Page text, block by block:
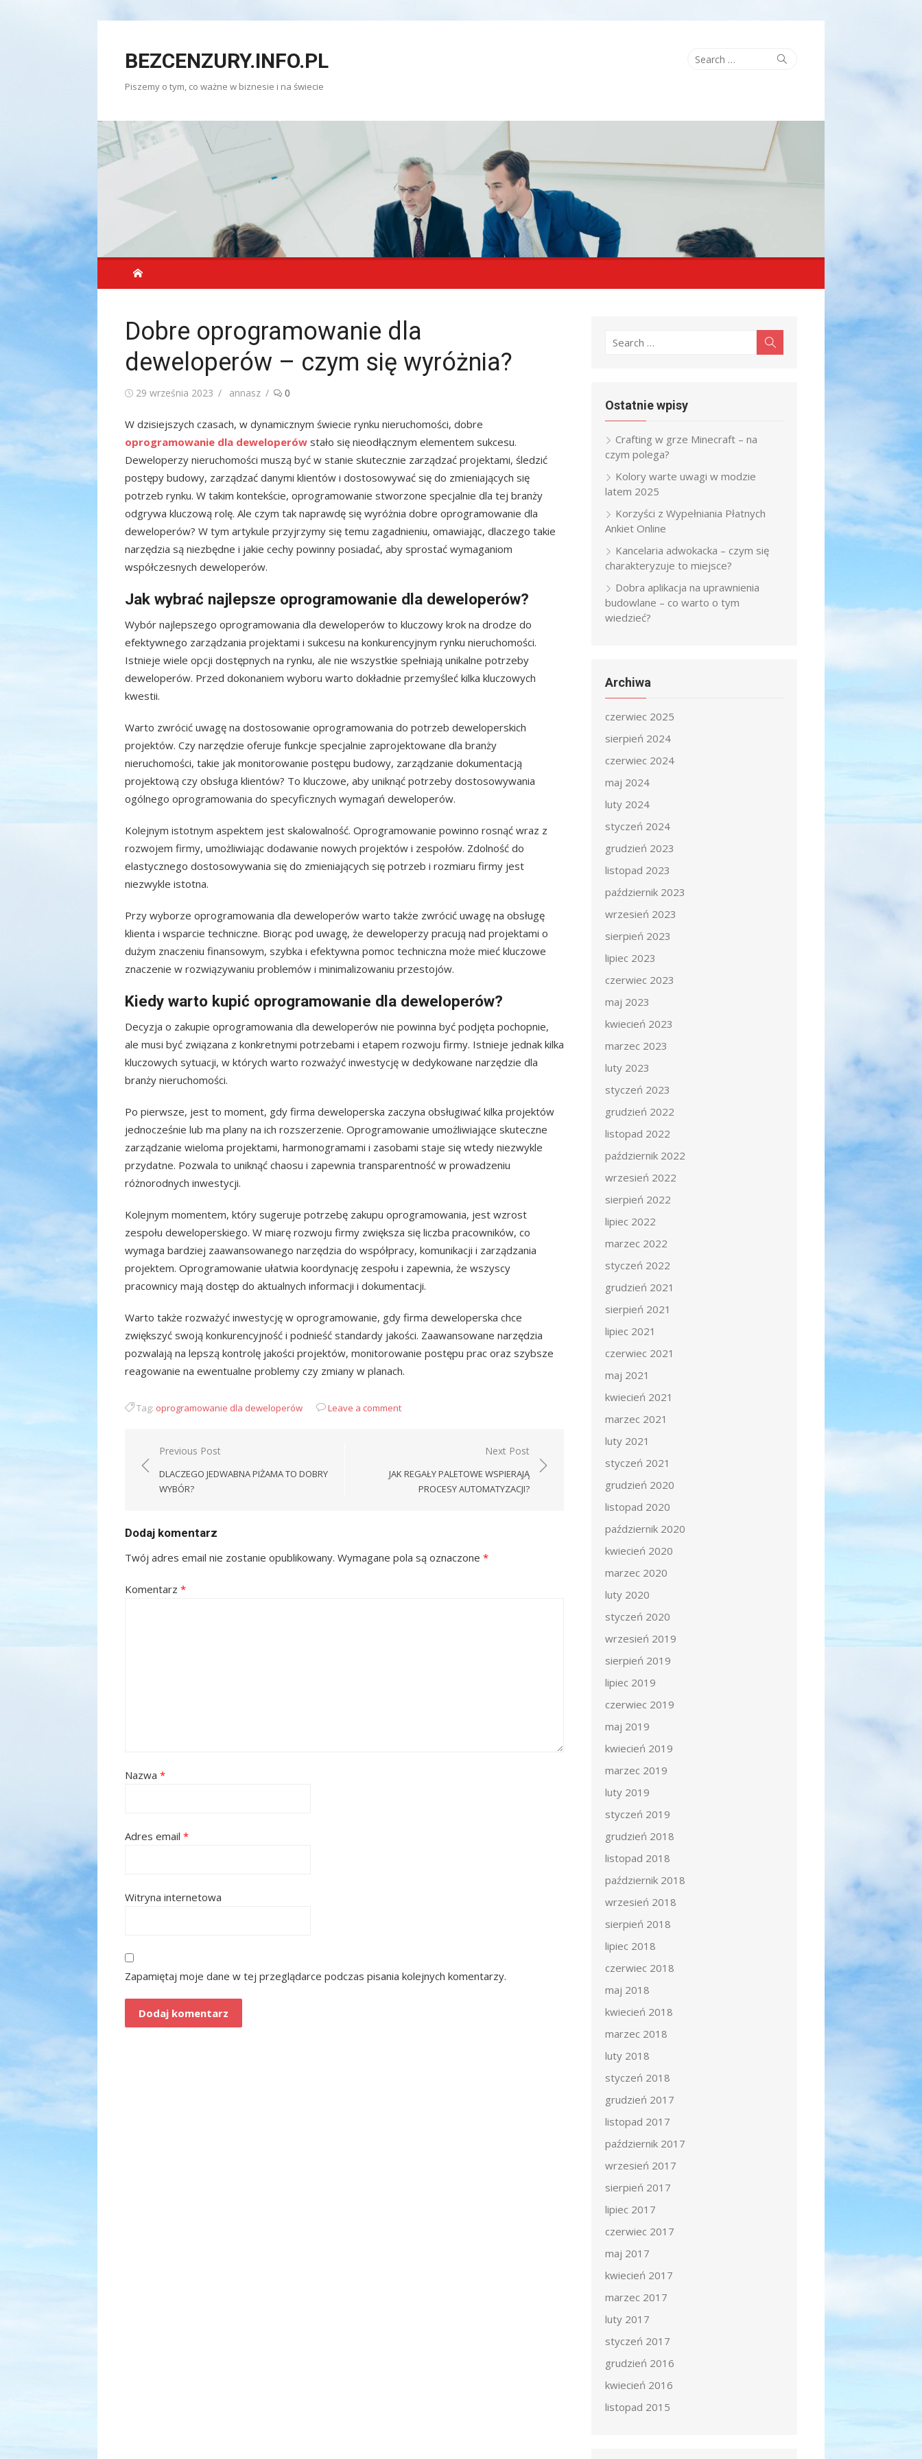
BEZCENZURY.INFO.PL
Piszemy o tym, co ważne w biznesie i na świecie
Search
Search
Dobre oprogramowanie dla
deweloperów – czym się wyróżnia?
Posted
29 września 2023 Author
annasz 0
W dzisiejszych czasach, w dynamicznym świecie rynku nieruchomości, dobre
oprogramowanie dla deweloperów stało się nieodłącznym elementem sukcesu.
Deweloperzy nieruchomości muszą być w stanie skutecznie zarządzać projektami, śledzić
postępy budowy, zarządzać danymi klientów i dostosowywać się do zmieniających się
potrzeb rynku. W takim kontekście, oprogramowanie stworzone specjalnie dla tej branży
odgrywa kluczową rolę. Ale czym tak naprawdę się wyróżnia dobre oprogramowanie dla
deweloperów? W tym artykule przyjrzymy się temu zagadnieniu, omawiając, dlaczego takie
narzędzia są niezbędne i jakie cechy powinny posiadać, aby sprostać wymaganiom
współczesnych deweloperów.
Jak wybrać najlepsze oprogramowanie dla deweloperów?
Wybór najlepszego oprogramowania dla deweloperów to kluczowy krok na drodze do
efektywnego zarządzania projektami i sukcesu na konkurencyjnym rynku nieruchomości.
Istnieje wiele opcji dostępnych na rynku, ale nie wszystkie spełniają unikalne potrzeby
deweloperów. Przed dokonaniem wyboru warto dokładnie przemyśleć kilka kluczowych
kwestii.
Warto zwrócić uwagę na dostosowanie oprogramowania do potrzeb deweloperskich
projektów. Czy narzędzie oferuje funkcje specjalnie zaprojektowane dla branży
nieruchomości, takie jak monitorowanie postępu budowy, zarządzanie dokumentacją
projektową czy obsługa klientów? To kluczowe, aby uniknąć potrzeby dostosowywania
ogólnego oprogramowania do specyficznych wymagań deweloperów.
Kolejnym istotnym aspektem jest skalowalność. Oprogramowanie powinno rosnąć wraz z
rozwojem firmy, umożliwiając dodawanie nowych projektów i zespołów. Zdolność do
elastycznego dostosowywania się do zmieniających się potrzeb i rozmiaru firmy jest
niezwykle istotna.
Przy wyborze oprogramowania dla deweloperów warto także zwrócić uwagę na obsługę
klienta i wsparcie techniczne. Biorąc pod uwagę, że deweloperzy pracują nad projektami o
dużym znaczeniu finansowym, szybka i efektywna pomoc techniczna może mieć kluczowe
znaczenie w rozwiązywaniu problemów i minimalizowaniu przestojów.
Kiedy warto kupić oprogramowanie dla deweloperów?
Decyzja o zakupie oprogramowania dla deweloperów nie powinna być podjęta pochopnie,
ale musi być związana z konkretnymi potrzebami i etapem rozwoju firmy. Istnieje jednak kilka
kluczowych sytuacji, w których warto rozważyć inwestycję w dedykowane narzędzie dla
branży nieruchomości.
Po pierwsze, jest to moment, gdy firma deweloperska zaczyna obsługiwać kilka projektów
jednocześnie lub ma plany na ich rozszerzenie. Oprogramowanie umożliwiające skuteczne
zarządzanie wieloma projektami, harmonogramami i zasobami staje się wtedy niezwykle
przydatne. Pozwala to uniknąć chaosu i zapewnia transparentność w prowadzeniu
różnorodnych inwestycji.
Kolejnym momentem, który sugeruje potrzebę zakupu oprogramowania, jest wzrost
zespołu deweloperskiego. W miarę rozwoju firmy zwiększa się liczba pracowników, co
wymaga bardziej zaawansowanego narzędzia do współpracy, komunikacji i zarządzania
projektem. Oprogramowanie ułatwia koordynację zespołu i zapewnia, że wszyscy
pracownicy mają dostęp do aktualnych informacji i dokumentacji.
Warto także rozważyć inwestycję w oprogramowanie, gdy firma deweloperska chce
zwiększyć swoją konkurencyjność i podnieść standardy jakości. Zaawansowane narzędzia
pozwalają na lepszą kontrolę jakości projektów, monitorowanie postępu prac oraz szybsze
reagowanie na ewentualne problemy czy zmiany w planach.
Tag: oprogramowanie dla deweloperów Leave a comment
Nawigacja
wpisu
Previous Post
DLACZEGO JEDWABNA PIŻAMA TO DOBRY
WYBÓR?
Next Post
JAK REGAŁY PALETOWE WSPIERAJĄ
PROCESY AUTOMATYZACJI?
Dodaj komentarz
Twój adres email nie zostanie opublikowany. Wymagane pola są oznaczone *
Komentarz *
Nazwa *
Adres email *
Witryna internetowa
Zapamiętaj moje dane w tej przeglądarce podczas pisania kolejnych komentarzy.
Search
Ostatnie wpisy
Crafting w grze Minecraft – na
czym polega?
Kolory warte uwagi w modzie
latem 2025
Korzyści z Wypełniania Płatnych
Ankiet Online
Kancelaria adwokacka – czym się
charakteryzuje to miejsce?
Dobra aplikacja na uprawnienia
budowlane – co warto o tym
wiedzieć?
Archiwa
czerwiec 2025
sierpień 2024
czerwiec 2024
maj 2024
luty 2024
styczeń 2024
grudzień 2023
listopad 2023
październik 2023
wrzesień 2023
sierpień 2023
lipiec 2023
czerwiec 2023
maj 2023
kwiecień 2023
marzec 2023
luty 2023
styczeń 2023
grudzień 2022
listopad 2022
październik 2022
wrzesień 2022
sierpień 2022
lipiec 2022
marzec 2022
styczeń 2022
grudzień 2021
sierpień 2021
lipiec 2021
czerwiec 2021
maj 2021
kwiecień 2021
marzec 2021
luty 2021
styczeń 2021
grudzień 2020
listopad 2020
październik 2020
kwiecień 2020
marzec 2020
luty 2020
styczeń 2020
wrzesień 2019
sierpień 2019
lipiec 2019
czerwiec 2019
maj 2019
kwiecień 2019
marzec 2019
luty 2019
styczeń 2019
grudzień 2018
listopad 2018
październik 2018
wrzesień 2018
sierpień 2018
lipiec 2018
czerwiec 2018
maj 2018
kwiecień 2018
marzec 2018
luty 2018
styczeń 2018
grudzień 2017
listopad 2017
październik 2017
wrzesień 2017
sierpień 2017
lipiec 2017
czerwiec 2017
maj 2017
kwiecień 2017
marzec 2017
luty 2017
styczeń 2017
grudzień 2016
kwiecień 2016
listopad 2015